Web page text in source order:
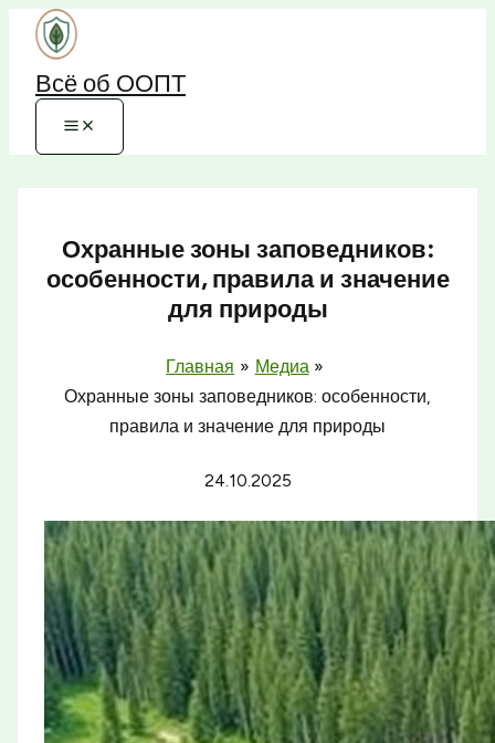
Перейти
содержимому
Всё об ООПТ
Охранные зоны заповедников:
особенности, правила и значение
для природы
Главная
Медиа
Охранные зоны заповедников: особенности,
правила и значение для природы
24.10.2025